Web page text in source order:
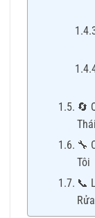
🔄
🔧
Tôi
📞